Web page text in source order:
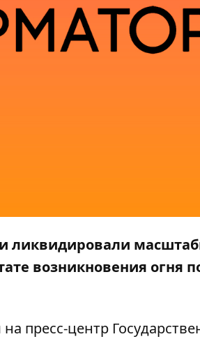
ликвидировали
возникновения огня
пресс-центр